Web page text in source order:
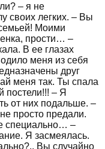
– я не
своих легких. – Вы
Моими
прости… –
В ее глазах
меня из себя
друг
меня так. Ты спала
– Я
от них подальше. –
просто предали.
специально… –
Я засмеялась.
Вы случайно